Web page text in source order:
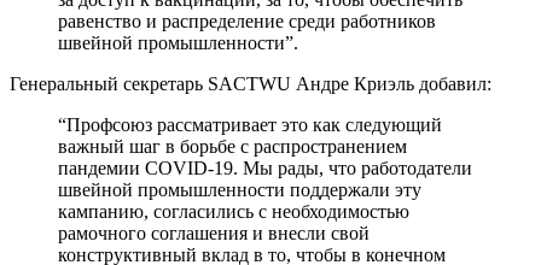
равенство и распределение среди работников
швейной промышленности”.
Генеральный секретарь SACTWU Андре Криэль добавил:
“Профсоюз рассматривает это как следующий
важный шаг в борьбе с распространением
пандемии COVID-19. Мы рады, что работодатели
швейной промышленности поддержали эту
кампанию, согласились с необходимостью
рамочного соглашения и внесли свой
конструктивный вклад в то, чтобы в конечном